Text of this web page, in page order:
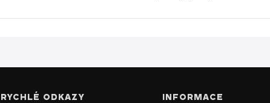
RYCHLÉ ODKAZY INFORMACE